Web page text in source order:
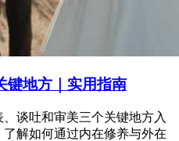
键地方｜实用指南
谈吐和审美三个关键地方入
解如何通过内在修养与外在